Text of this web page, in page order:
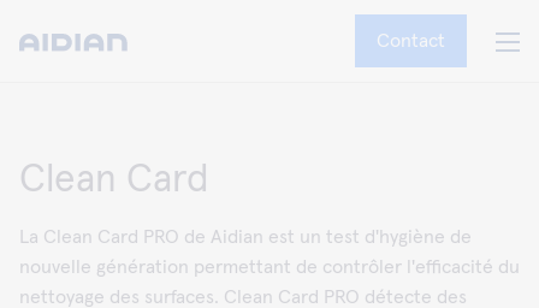
Contact
Clean Card
La Clean Card PRO de Aidian est un test d'hygiène de
nouvelle génération permettant de contrôler l'efficacité du
nettoyage des surfaces. Clean Card PRO détecte des